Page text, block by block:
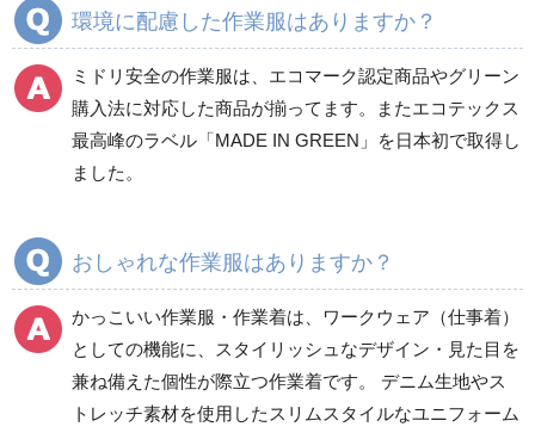
ワークパンツ
春夏ワークパンツ作業
ズボン
秋冬ワークパンツ作業
ズボン
ツ
クリーンウェアワーク
パンツ
カーゴパンツ
春夏カーゴパンツ作業
ズボン
ズボン
環境に配慮した作業服はありますか？
ミドリ安全の作業服は、エコマーク認定商品やグリーン
購入法に対応した商品が揃ってます。またエコテックス
最高峰のラベル「MADE IN GREEN」を日本初で取得し
ました。
おしゃれな作業服はありますか？
かっこいい作業服・作業着は、ワークウェア（仕事着）
としての機能に、スタイリッシュなデザイン・見た目を
兼ね備えた個性が際立つ作業着です。 デニム生地やス
トレッチ素材を使用したスリムスタイルなユニフォーム